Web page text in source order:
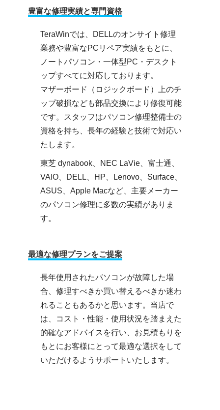
豊富な修理実績と専門資格
TeraWinでは、DELLのオンサイト修理
業務や豊富なPCリペア実績をもとに、
ノートパソコン・一体型PC・デスクト
ップすべてに対応しております。
マザーボード（ロジックボード）上のチ
ップ破損なども部品交換により修復可能
です。スタッフはパソコン修理整備士の
資格を持ち、長年の経験と技術で対応い
たします。
東芝 dynabook、NEC LaVie、富士通、
VAIO、DELL、HP、Lenovo、Surface、
ASUS、Apple Macなど、主要メーカー
のパソコン修理に多数の実績がありま
す。
最適な修理プランをご提案
長年使用されたパソコンが故障した場
合、修理すべきか買い替えるべきか迷わ
れることもあるかと思います。当店で
は、コスト・性能・使用状況を踏まえた
的確なアドバイスを行い、お見積もりを
もとにお客様にとって最適な選択をして
いただけるようサポートいたします。